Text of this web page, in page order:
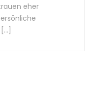
eher